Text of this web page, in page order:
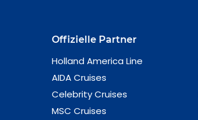
Offizielle Partner
Holland America Line
AIDA Cruises
Celebrity Cruises
MSC Cruises